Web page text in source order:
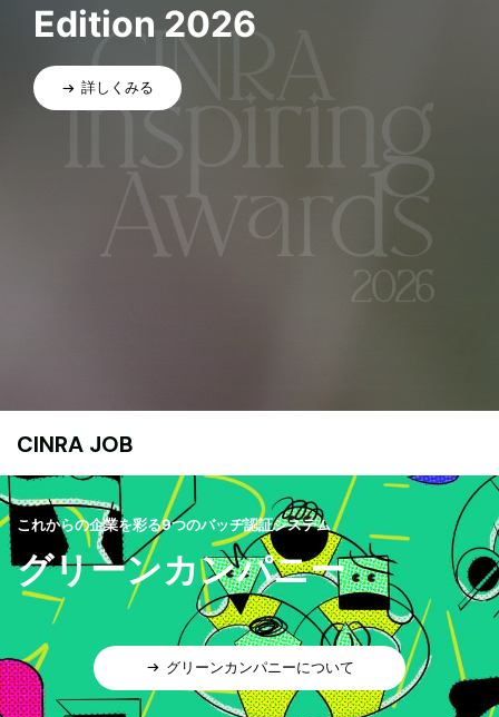
Edition 2026
詳しくみる
CINRA JOB
これからの企業を彩る9つのバッヂ認証システム
グリーンカンパニー
グリーンカンパニーについて